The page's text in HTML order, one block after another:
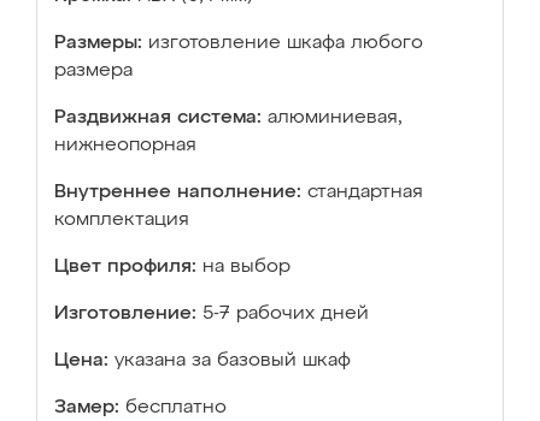
Размеры: изготовление шкафа любого
размера
Раздвижная система: алюминиевая,
нижнеопорная
Внутреннее наполнение: стандартная
комплектация
Цвет профиля: на выбор
Изготовление: 5-7 рабочих дней
Цена: указана за базовый шкаф
Замер: бесплатно